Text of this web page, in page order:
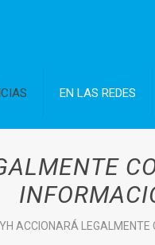
EN LAS REDES
ACCIONARÁ